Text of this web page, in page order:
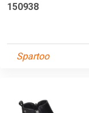
150938
Spartoo